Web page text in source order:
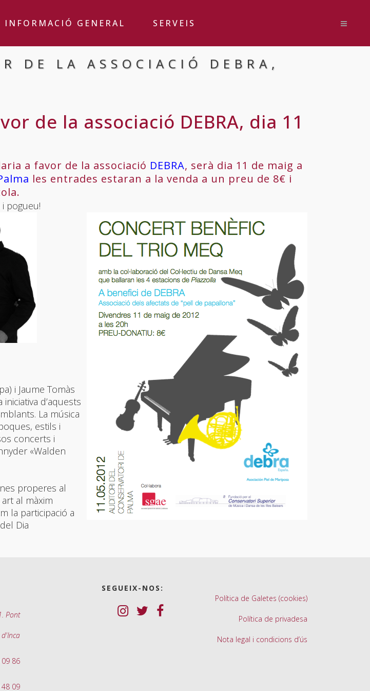
INFORMACIÓ GENERAL SERVEIS
DE LA ASSOCIACIÓ DEBRA,
de la associació DEBRA, dia 11
a favor de la associació DEBRA, serà dia 11 de maig a
les entrades estaran a la venda a un preu de 8€ i
pogueu!
i Jaume Tomàs
d’aquests
La música
estils i
concerts i
«Walden
properes al
al màxim
la participació a
Dia
Pont
d'Inca
86
09
SEGUEIX-NOS:
Política de Galetes (cookies)
Política de privadesa
Nota legal i condicions d’ús